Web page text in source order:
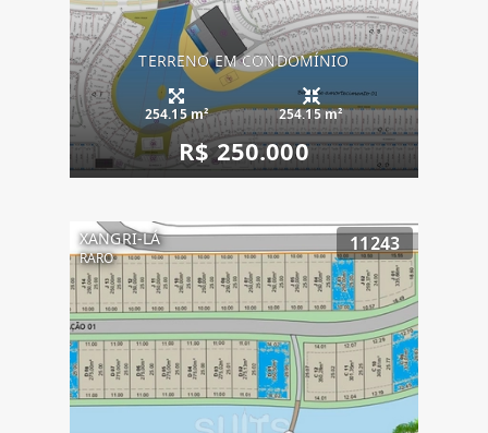
TERRENO EM CONDOMÍNIO
254.15 m² 254.15 m²
R$ 250.000
XANGRI-LÁ
RARO
11243